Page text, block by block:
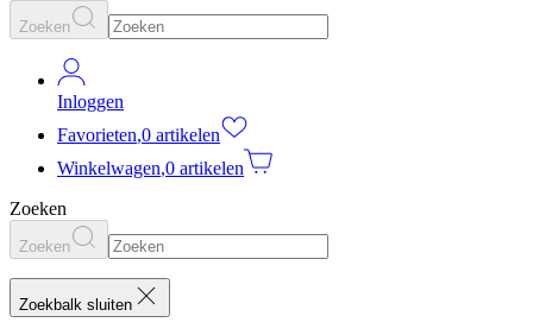
Zoeken
Inloggen
Favorieten,0 artikelen
Winkelwagen,0 artikelen
Zoeken
Zoeken
Zoekbalk sluiten